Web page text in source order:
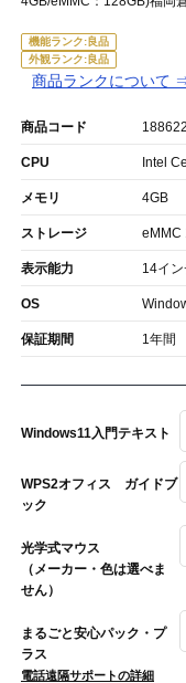
機能ランク:良品
外観ランク:良品
商品ランクについて
商品コード 188622
CPU Intel
メモリ 4GB
ストレージ eMMC
表示能力 14イ
OS
保証期間 1年間
Windows11入門テキスト
WPS2オフィス ガイドブ
ック
光学式マウス
（メーカー・色は選べま
せん）
まるごと安心パック・プ
ラス
電話遠隔サポートの詳細